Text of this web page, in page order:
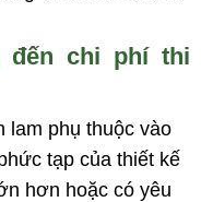
đến chi phí thi
lam phụ thuộc vào
tạp của thiết kế
hơn hoặc có yêu